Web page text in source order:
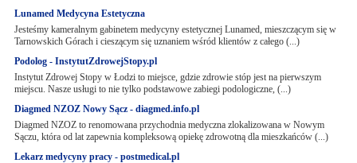
Lunamed Medycyna Estetyczna
Jesteśmy kameralnym gabinetem medycyny estetycznej Lunamed, mieszczącym się w
Tarnowskich Górach i cieszącym się uznaniem wśród klientów z całego (...)
Podolog - InstytutZdrowejStopy.pl
Instytut Zdrowej Stopy w Łodzi to miejsce, gdzie zdrowie stóp jest na pierwszym
miejscu. Nasze usługi to nie tylko podstawowe zabiegi podologiczne, (...)
Diagmed NZOZ Nowy Sącz - diagmed.info.pl
Diagmed NZOZ to renomowana przychodnia medyczna zlokalizowana w Nowym
Sączu, która od lat zapewnia kompleksową opiekę zdrowotną dla mieszkańców (...)
Lekarz medycyny pracy - postmedical.pl